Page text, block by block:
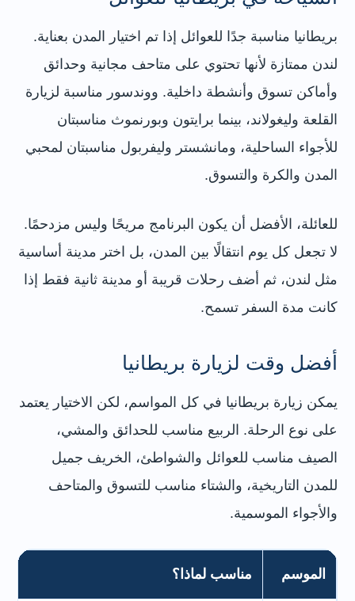
بريطانيا مناسبة جدًا للعوائل إذا تم اختيار المدن بعناية.
لندن ممتازة لأنها تحتوي على متاحف مجانية وحدائق
وأماكن تسوق وأنشطة داخلية. ووندسور مناسبة لزيارة
القلعة وليغولاند، بينما برايتون وبورنموث مناسبتان
للأجواء الساحلية، ومانشستر وليفربول مناسبتان لمحبي
المدن والكرة والتسوق.
للعائلة، الأفضل أن يكون البرنامج مريحًا وليس مزدحمًا.
لا تجعل كل يوم انتقالًا بين المدن، بل اختر مدينة أساسية
مثل لندن، ثم أضف رحلات قريبة أو مدينة ثانية فقط إذا
كانت مدة السفر تسمح.
أفضل وقت لزيارة بريطانيا
يمكن زيارة بريطانيا في كل المواسم، لكن الاختيار يعتمد
على نوع الرحلة. الربيع مناسب للحدائق والمشي،
الصيف مناسب للعوائل والشواطئ، الخريف جميل
للمدن التاريخية، والشتاء مناسب للتسوق والمتاحف
والأجواء الموسمية.
الموسم مناسب لماذا؟